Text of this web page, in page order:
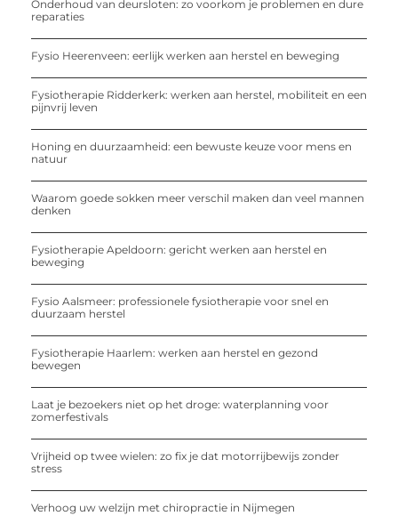
Onderhoud van deursloten: zo voorkom je problemen en dure
reparaties
Fysio Heerenveen: eerlijk werken aan herstel en beweging
Fysiotherapie Ridderkerk: werken aan herstel, mobiliteit en een
pijnvrij leven
Honing en duurzaamheid: een bewuste keuze voor mens en
natuur
Waarom goede sokken meer verschil maken dan veel mannen
denken
Fysiotherapie Apeldoorn: gericht werken aan herstel en
beweging
Fysio Aalsmeer: professionele fysiotherapie voor snel en
duurzaam herstel
Fysiotherapie Haarlem: werken aan herstel en gezond
bewegen
Laat je bezoekers niet op het droge: waterplanning voor
zomerfestivals
Vrijheid op twee wielen: zo fix je dat motorrijbewijs zonder
stress
Verhoog uw welzijn met chiropractie in Nijmegen